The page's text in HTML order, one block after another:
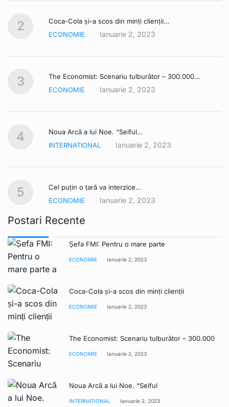
2
Coca-Cola și-a scos din minți clienții…
ECONOMIE
Ianuarie 2, 2023
3
The Economist: Scenariu tulburător – 300.000…
ECONOMIE
Ianuarie 2, 2023
4
Noua Arcă a lui Noe. “Seiful…
INTERNATIONAL
Ianuarie 2, 2023
5
Cel puțin o țară va interzice…
ECONOMIE
Ianuarie 2, 2023
Postari Recente
Șefa FMI: Pentru o mare parte
ECONOMIE Ianuarie 2, 2023
Coca-Cola și-a scos din minți clienții
ECONOMIE Ianuarie 2, 2023
The Economist: Scenariu tulburător – 300.000
ECONOMIE Ianuarie 2, 2023
Noua Arcă a lui Noe. “Seiful
INTERNATIONAL Ianuarie 2, 2023